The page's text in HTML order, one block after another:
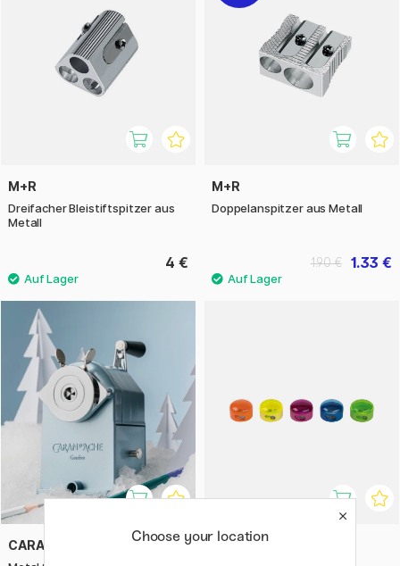
M+R
Dreifacher Bleistiftspitzer aus
Metall
4 €
M+R
Doppelanspitzer aus Metall
1.33 €
1.90 €
CARAN D'ACHE M+R
Choose your location